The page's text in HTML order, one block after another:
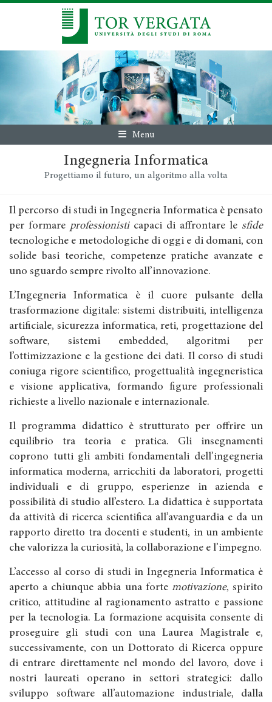
Menu
Ingegneria Informatica
Progettiamo il futuro, un algoritmo alla volta
Il percorso di studi in Ingegneria Informatica è pensato
per formare professionisticapaci di affrontare le sfide
tecnologiche e metodologiche di oggi e di domani, con
solide basi teoriche, competenze pratiche avanzate e
uno sguardo sempre rivolto all’innovazione.
L’Ingegneria Informatica è il cuore pulsante della
trasformazione digitale: sistemi distribuiti, intelligenza
artificiale, sicurezza informatica, reti, progettazione del
software, sistemi embedded, algoritmi per
l’ottimizzazione e la gestione dei dati. Il corso di studi
coniuga rigore scientifico, progettualità ingegneristica
e visione applicativa, formando figure professionali
richieste a livello nazionale e internazionale.
Il programma didattico è strutturato per offrire un
equilibrio tra teoria e pratica. Gli insegnamenti
coprono tutti gli ambiti fondamentali dell’ingegneria
informatica moderna, arricchiti da laboratori, progetti
individuali e di gruppo, esperienze in azienda e
possibilità di studio all’estero. La didattica è supportata
da attività di ricerca scientifica all’avanguardia e da un
rapporto diretto tra docenti e studenti, in un ambiente
che valorizza la curiosità, la collaborazione e l’impegno.
L’accesso al corso di studi in Ingegneria Informatica è
aperto a chiunque abbia una forte motivazione, spirito
critico, attitudine al ragionamento astratto e passione
per la tecnologia. La formazione acquisita consente di
proseguire gli studi con una Laurea Magistrale e,
successivamente, con un Dottorato di Ricerca oppure
di entrare direttamente nel mondo del lavoro, dove i
nostri laureati operano in settori strategici: dallo
sviluppo software all’automazione industriale, dalla